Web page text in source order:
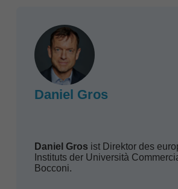
Daniel Gros
Daniel Gros ist Direktor des
Instituts der Università
Bocconi.